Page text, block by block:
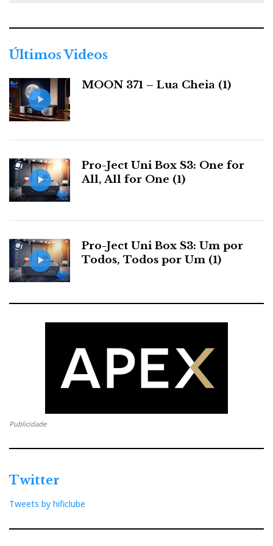
indiferente aos turistas que disparam sobre tudo o que
mexe...
A natureza encontra sempre forma de resistir ao mal que lhe
tentam inflingir.
r
s
Últimos Videos
MOON 371 – Lua Cheia (1)
Pro-Ject Uni Box S3: One for
All, All for One (1)
Pro-Ject Uni Box S3: Um por
Todos, Todos por Um (1)
Publicidade
Twitter
Tweets by hificlube